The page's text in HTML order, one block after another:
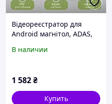
Відеореєстратор для
Android магнітол, ADAS,
LDW
В наличии
1 582₴
Купить